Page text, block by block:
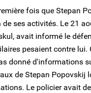
fois que Stepan
de ses activités. Le 21
avait informé le
pesaient contre lui.
donné d'informations
de Stepan Popovskij
Le policier avait